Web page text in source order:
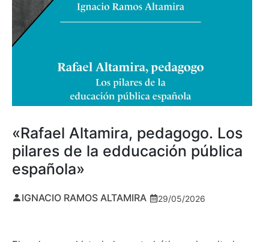
«Rafael Altamira, pedagogo. Los
pilares de la edducación pública
española»
IGNACIO RAMOS ALTAMIRA 29/05/2026